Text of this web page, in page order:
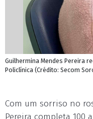
Guilhermina Mendes Pereira
Policlínica (Crédito: Secom
Com um sorriso no
Pereira completa 100